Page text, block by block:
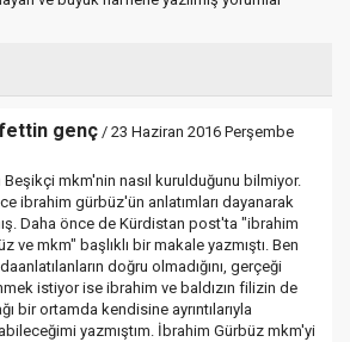
genç/ 23 Haziran 2016 Perşembe
Beşikçi mkm'nin nasıl kurulduğunu bilmiyor.
ibrahim gürbüz'ün anlatımları dayanarak
Daha önce de Kürdistan post'ta "ibrahim
ve mkm" başlıklı bir makale yazmıştı. Ben
doğru olmadığını, gerçeği
istiyor ise ibrahim ve baldızın filizin de
bir ortamda kendisine ayrıntılarıyla
yazmıştım. İbrahim Gürbüz mkm'yi